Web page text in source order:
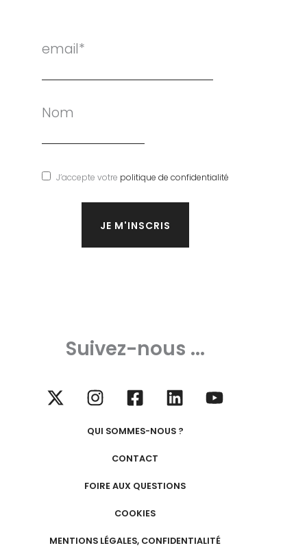
email*
Nom
J’accepte votre politique de confidentialité
Suivez-nous ...
QUI SOMMES-NOUS ?
CONTACT
FOIRE AUX QUESTIONS
COOKIES
MENTIONS LÉGALES, CONFIDENTIALITÉ